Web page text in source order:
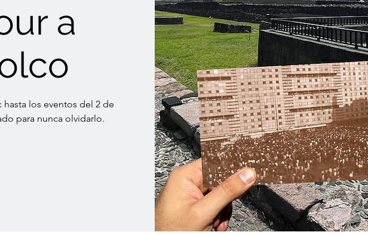
a
los eventos del 2 de
para nunca olvidarlo.